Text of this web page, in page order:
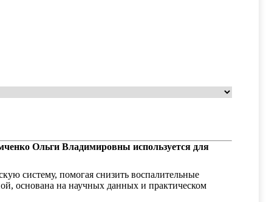
Ольги Владимировны используется для
систему, помогая снизить воспалительные
основана на научных данных и практическом